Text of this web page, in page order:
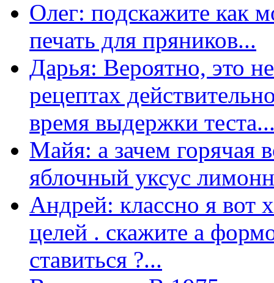
Олег: подскажите как
печать для пряников...
Дарья: Вероятно, это
рецептах
время выдержки
Майя: а зачем горячая
яблочный уксус
Андрей: классно я вот
целей . скажите а
ставиться ?...